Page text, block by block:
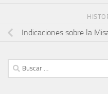
Indicaciones sobre la